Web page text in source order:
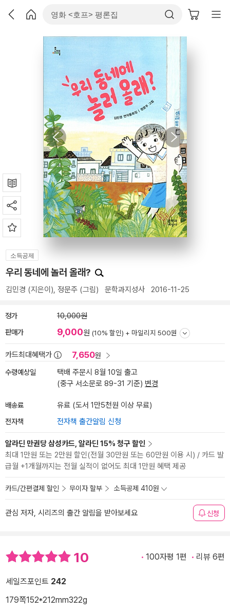
소득공제
우리 동네에 놀러 올래?
김민경 (지은이), 정문주 (그림) 문학과지성사 2016-11-25
정가 10,000원
판매가 9,000원 (10% 할인) + 마일리지 500원
카드최대혜택가 7,650원
수령예상일
택배 주문시 8월 10일 출고
(중구 서소문로 89-31 기준) 변경
배송료 유료 (도서 1만5천원 이상 무료)
전자책 전자책 출간알림 신청
알라딘 만권당 삼성카드, 알라딘 15% 청구 할인
최대 1만원 또는 2만원 할인(전월 30만원 또는 60만원 이용 시) / 카드 발
급월 +1개월까지는 전월 실적이 없어도 최대 1만원 혜택 제공
카드/간편결제 할인 무이자 할부 소득공제 410원
관심 저자, 시리즈의 출간 알림을 받아보세요 신청
10 100자평 1편 리뷰 6편
세일즈포인트 242
179쪽152*212mm322g